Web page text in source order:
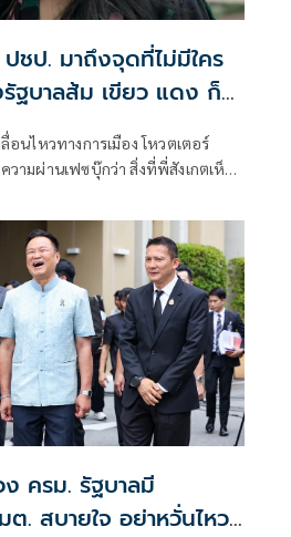
ชป. มาถึงจุดที่ไม่มีใคร
รัฐบาลส้ม เขียว แดง ก็
นไหวทางการเมือง โหวตเตอร์
วามผ่านเฟซบุ๊กว่า สิ่งที่พี่สังเกตเห็น
เนี้ย
ครม. รัฐบาลมี
. สบายใจ อย่าหวั่นไหว